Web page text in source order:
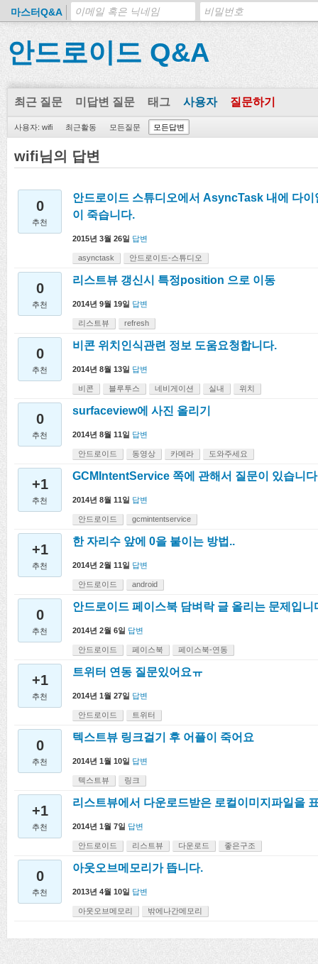
마스터Q&A
안드로이드 Q&A
최근 질문 미답변 질문 태그 사용자 질문하기
사용자: wifi 최근활동 모든질문 모든답변
wifi님의 답변
0
추천
안드로이드 스튜디오에서 AsyncTask 내에 다이
이 죽습니다.
2015년 3월 26일 답변
asynctask 안드로이드-스튜디오
0
추천
리스트뷰 갱신시 특정position 으로 이동
2014년 9월 19일 답변
리스트뷰 refresh
0
추천
비콘 위치인식관련 정보 도움요청합니다.
2014년 8월 13일 답변
비콘 블루투스 네비게이션 실내 위치
0
추천
surfaceview에 사진 올리기
2014년 8월 11일 답변
안드로이드 동영상 카메라 도와주세요
+1
추천
GCMIntentService 쪽에 관해서 질문이 있습니
2014년 8월 11일 답변
안드로이드 gcmintentservice
+1
추천
한 자리수 앞에 0을 붙이는 방법..
2014년 2월 11일 답변
안드로이드 android
0
추천
안드로이드 페이스북 담벼락 글 올리는 문제입니
2014년 2월 6일 답변
안드로이드 페이스북 페이스북-연동
+1
추천
트위터 연동 질문있어요ㅠ
2014년 1월 27일 답변
안드로이드 트위터
0
추천
텍스트뷰 링크걸기 후 어플이 죽어요
2014년 1월 10일 답변
텍스트뷰 링크
+1
추천
리스트뷰에서 다운로드받은 로컬이미지파일을
2014년 1월 7일 답변
안드로이드 리스트뷰 다운로드 좋은구조
0
추천
아웃오브메모리가 뜹니다.
2013년 4월 10일 답변
아웃오브메모리 밖에나간메모리